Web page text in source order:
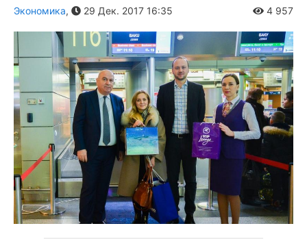
Экономика, 29 Дек. 2017 16:35 4 957